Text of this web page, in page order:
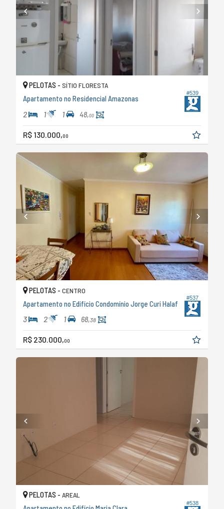
#539
PELOTAS - SÍTIO FLORESTA
Apartamento no Residencial Amazonas
2 1 1 48,00
R$ 130.000,00
#537
PELOTAS - CENTRO
Apartamento no Edifício Condomínio Jorge Curi Halaf
3 2 1 68,38
R$ 230.000,00
#538
PELOTAS - AREAL